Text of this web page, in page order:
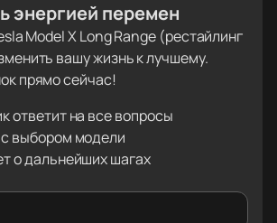
энергией перемен
Model X Long Range (рестайлинг
вашу жизнь к лучшему.
прямо сейчас!
ответит на все вопросы
выбором модели
о дальнейших шагах